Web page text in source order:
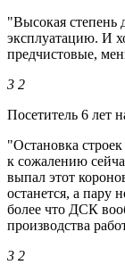
"Высокая степень
эксплуатацию. И
предчистовые,
3 2
Посетитель 6 лет
"Остановка
к сожалению
выпал этот
останется, а пару
более что ДСК
производства
3 2